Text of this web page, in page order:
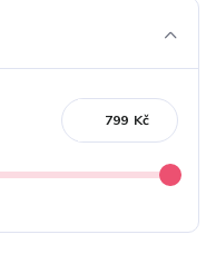
Kč